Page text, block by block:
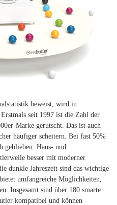
beweist, wird in
seit 1997 ist die Zahl der
Marke gerutscht. Das ist auch
häufiger scheitern. Bei fast 50%
geblieben. Haus- und
besser mit moderner
dunkle Jahreszeit sind das wichtige
umfangreiche Möglichkeiten,
Insgesamt sind über 180 smarte
kompatibel und können